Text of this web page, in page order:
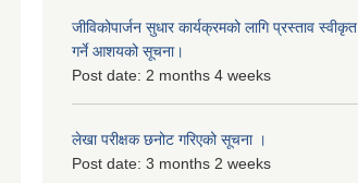
जीविकोपार्जन सुधार कार्यक्रमको लागि प्रस्ताव स्वीकृत
गर्ने आशयको सूचना।
Post date: 2 months 4 weeks
लेखा परीक्षक छनोट गरिएको सूचना ।
Post date: 3 months 2 weeks